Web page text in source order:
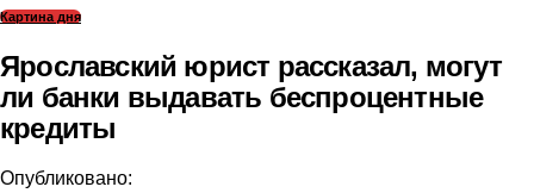
Картина дня
Ярославский юрист рассказал, могут
ли банки выдавать беспроцентные
кредиты
Опубликовано: